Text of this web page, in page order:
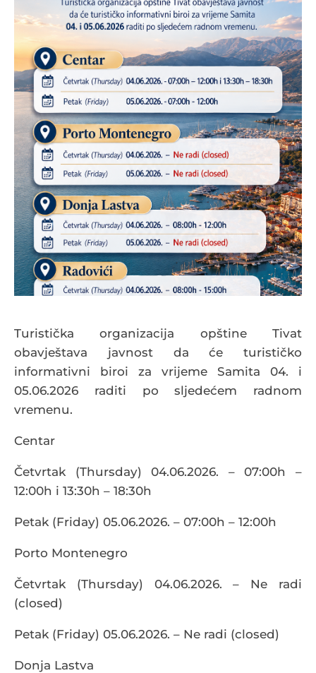
Turistička organizacija opštine Tivat
obavještava javnost da će turističko
informativni biroi za vrijeme Samita 04. i
05.06.2026 raditi po sljedećem radnom
vremenu.
Centar
Četvrtak (Thursday) 04.06.2026. – 07:00h –
12:00h i 13:30h – 18:30h
Petak (Friday) 05.06.2026. – 07:00h – 12:00h
Porto Montenegro
Četvrtak (Thursday) 04.06.2026. – Ne radi
(closed)
Petak (Friday) 05.06.2026. – Ne radi (closed)
Donja Lastva